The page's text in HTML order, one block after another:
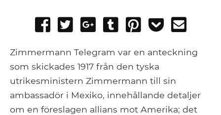
Share
Facebook
Tweet
Share
Google+
Post
Tumblr
Pin
Add
Pocket
Zimmermann Telegram var en anteckning
som skickades 1917 från den tyska
utrikesministern Zimmermann till sin
ambassadör i Mexiko, innehållande detaljer
om en föreslagen allians mot Amerika; det